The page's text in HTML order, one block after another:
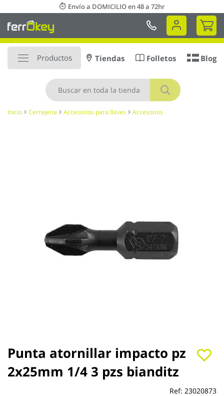
al
contenido
Envío a DOMICILIO en 48 a 72hr
Mi
Productos
Buscar
Tiendas Folletos Blog
Inicio Cerrajería Accesorios para llaves Accesorios
Punta atornillar impacto pz
2x25mm 1/4 3 pzs bianditz
Ref: 23020873
Saltar
al
comienzo
de